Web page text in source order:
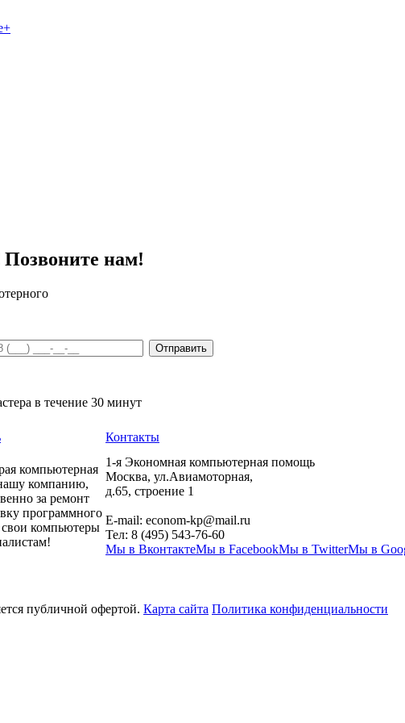
нам!
в течение 30 минут
Контакты
компьютерная
компанию,
за ремонт
программного
свои компьютеры
1-я Экономная компьютерная помощь
Москва, ул.Авиамоторная,
д.65, строение 1
E-mail: econom-kp@mail.ru
Тел: 8 (495) 543-76-60
Мы в ВконтактеМы в FacebookМы в TwitterМы в
публичной офертой. Карта сайта Политика конфиденциальности